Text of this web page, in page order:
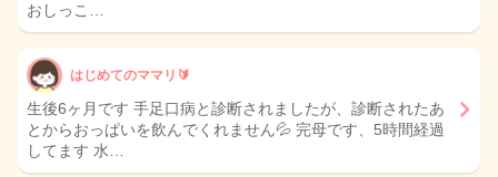
おしっこ…
はじめてのママリ🔰
生後6ヶ月です 手足口病と診断されましたが、診断されたあ
とからおっぱいを飲んでくれません💦 完母です、5時間経過
してます 水…